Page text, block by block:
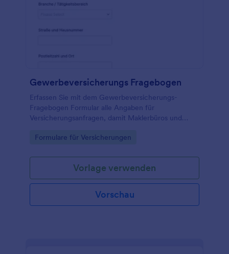
Gewerbeversicherungs Fragebogen
Erfassen Sie mit dem Gewerbeversicherungs-
Fragebogen Formular alle Angaben für
Versicherungsanfragen, damit Maklerbüros und
und jede Formularantwort schnell weiterverarbeiten
Go to Category:
Formulare für Versicherungen
Vorlage verwenden
Vorschau